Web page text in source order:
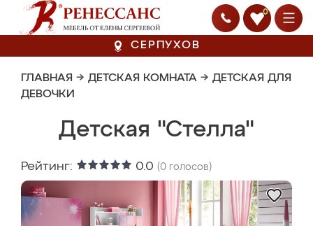
0
СЕРПУХОВ
ГЛАВНАЯ → ДЕТСКАЯ КОМНАТА → ДЕТСКАЯ ДЛЯ
ДЕВОЧКИ
Детская "Стелла"
Рейтинг: 0.0 (0 голосов)